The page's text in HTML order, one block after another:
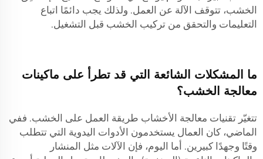
الخشب، تتوقف الآلة عن العمل. ولذلك يجب دائمًا اتباع
التعليمات والتحقق من تركيب الخشب قبل التشغيل.
ما المشكلات الشائعة التي قد تطرأ على ماكينات
معالجة الخشب؟
تتغيّر تقنيات معالجة الأخشاب طريقة العمل على الخشب. ففي
الماضي، كان العمال يستخدمون الأدوات اليدوية التي تتطلب
وقتًا وجهدًا كبيرين. أما اليوم، فإن الآلات مثل المنشار